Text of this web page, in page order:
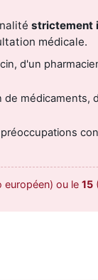
strictement
médicale.
d'un
médicaments,
européen) ou le 15